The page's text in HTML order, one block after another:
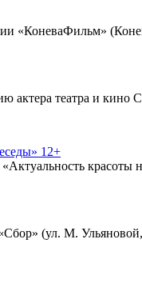
«КоневаФильм»
актера театра и
12+
(ул. М.